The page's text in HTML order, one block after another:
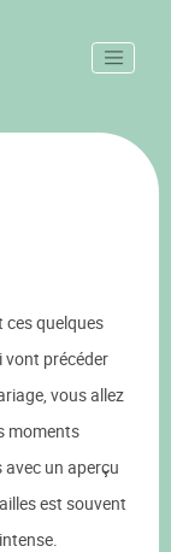
ces quelques
vont précéder
vous allez
moments
avec un aperçu
est souvent